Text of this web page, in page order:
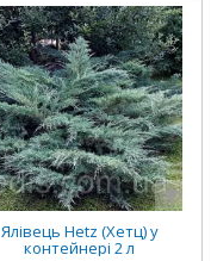
Ялівець Hetz (Хетц) у
контейнері 2 л